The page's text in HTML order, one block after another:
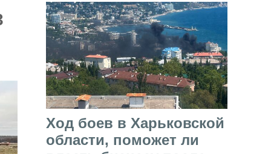
Ход боев в Харьковской
области, поможет ли